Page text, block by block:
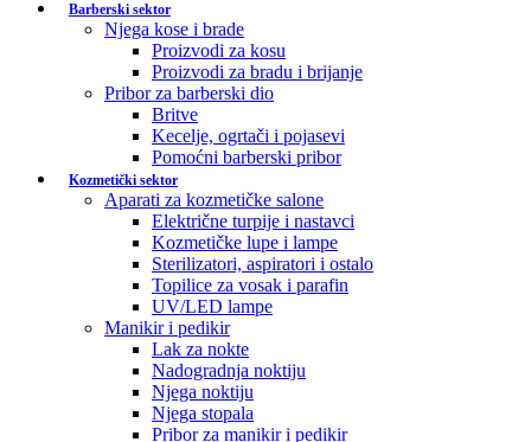
Barberski sektor
Njega kose i brade
Proizvodi za kosu
Proizvodi za bradu i brijanje
Pribor za barberski dio
Britve
Kecelje, ogrtači i pojasevi
Pomoćni barberski pribor
Kozmetički sektor
Aparati za kozmetičke salone
Električne turpije i nastavci
Kozmetičke lupe i lampe
Sterilizatori, aspiratori i ostalo
Topilice za vosak i parafin
UV/LED lampe
Manikir i pedikir
Lak za nokte
Nadogradnja noktiju
Njega noktiju
Njega stopala
Pribor za manikir i pedikir